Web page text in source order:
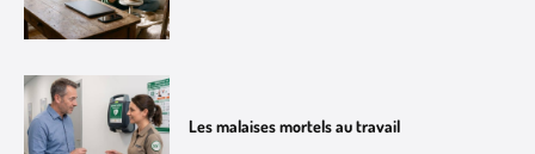
Les malaises mortels au travail